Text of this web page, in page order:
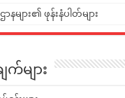
များ၏ ဖုန်းနံပါတ်များ
က်များ